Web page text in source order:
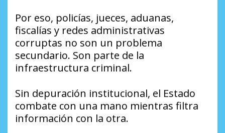
Por eso, policías, jueces, aduanas,
fiscalías y redes administrativas
corruptas no son un problema
secundario. Son parte de la
infraestructura criminal.
Sin depuración institucional, el Estado
combate con una mano mientras filtra
información con la otra.